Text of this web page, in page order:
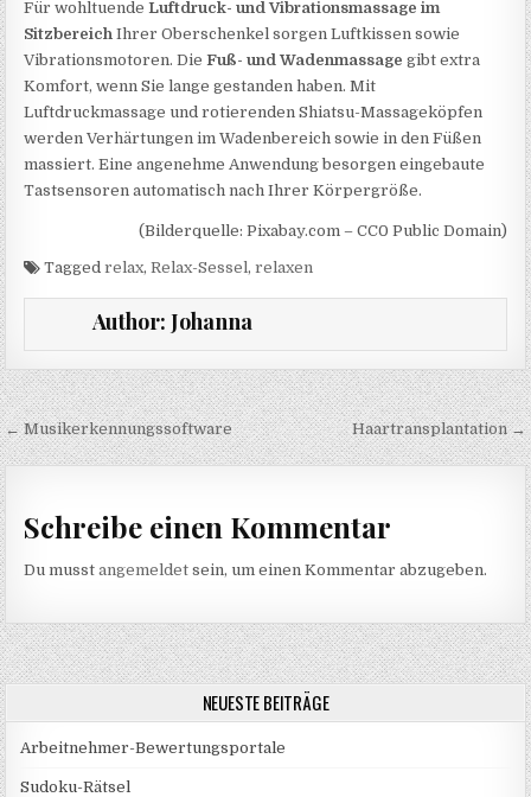
Für wohltuendeLuftdruck- und Vibrationsmassage im
Sitzbereich Ihrer Oberschenkel sorgen Luftkissen sowie
Vibrationsmotoren. DieFuß- und Wadenmassage gibt extra
Komfort, wenn Sie lange gestanden haben. Mit
Luftdruckmassage und rotierenden Shiatsu-Massageköpfen
werden Verhärtungen im Wadenbereich sowie in den Füßen
massiert. Eine angenehme Anwendung besorgen eingebaute
Tastsensoren automatisch nach Ihrer Körpergröße.
(Bilderquelle: Pixabay.com – CC0 Public Domain)
Taggedrelax,Relax-Sessel ,relaxen
Author: Johanna
Beitragsnavigation
← Musikerkennungssoftware Haartransplantation →
Schreibe einen Kommentar
Du musstangemeldet sein, um einen Kommentar abzugeben.
NEUESTE BEITRÄGE
Arbeitnehmer-Bewertungsportale
Sudoku-Rätsel